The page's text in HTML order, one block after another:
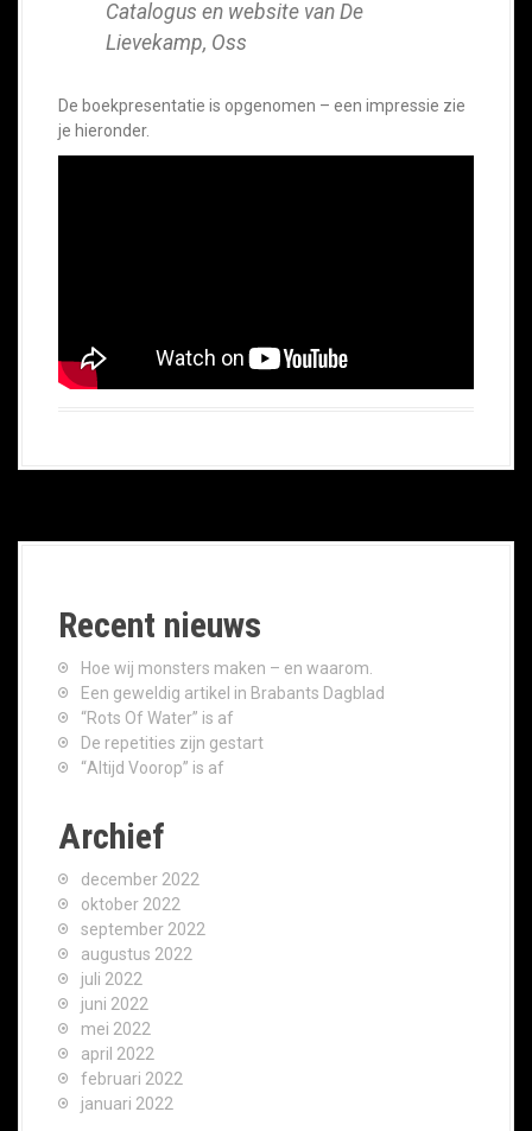
Catalogus en website van De
Lievekamp, Oss
De boekpresentatie is opgenomen – een impressie zie
je hieronder.
Recent nieuws
Hoe wij monsters maken – en waarom.
Een geweldig artikel in Brabants Dagblad
“Rots Of Water” is af
De repetities zijn gestart
“Altijd Voorop” is af
Archief
december 2022
oktober 2022
september 2022
augustus 2022
juli 2022
juni 2022
mei 2022
april 2022
februari 2022
januari 2022